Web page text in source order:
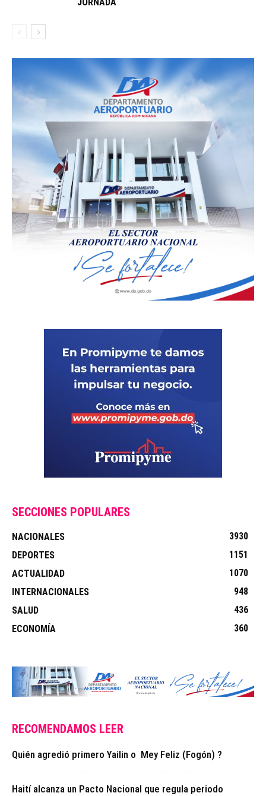
JORNADA
SECCIONES POPULARES
NACIONALES
3930
DEPORTES
1151
ACTUALIDAD
1070
INTERNACIONALES
948
SALUD
436
ECONOMÍA
360
RECOMENDAMOS LEER
Quién agredió primero Yailin o Mey Feliz (Fogón) ?
Haití alcanza un Pacto Nacional que regula periodo